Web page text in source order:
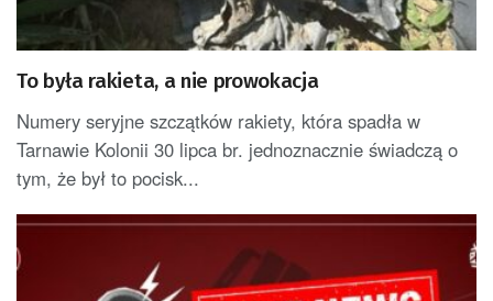
To była rakieta, a nie prowokacja
Numery seryjne szczątków rakiety, która spadła w
Tarnawie Kolonii 30 lipca br. jednoznacznie świadczą o
tym, że był to pocisk...